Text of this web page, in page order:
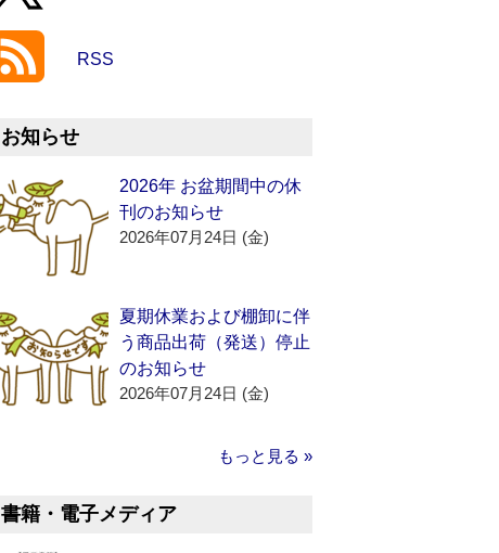
RSS
お知らせ
2026年 お盆期間中の休
刊のお知らせ
2026年07月24日 (金)
夏期休業および棚卸に伴
う商品出荷（発送）停止
のお知らせ
2026年07月24日 (金)
もっと見る »
書籍・電子メディア